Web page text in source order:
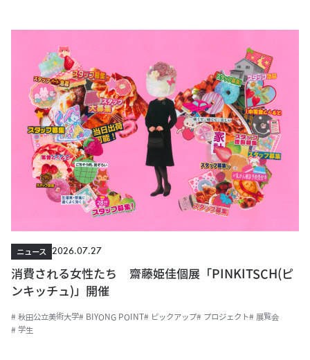
ニュース
2026.07.27
消費される女性たち 齋藤姫佳個展「PINKITSCH(ピ
ンキッチュ)」開催
# 秋田公立美術大学# BIYONG POINT# ピックアップ# プロジェクト# 展覧会
# 学生